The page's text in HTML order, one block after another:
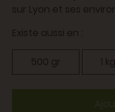
sur Lyon et ses
Existe aussi en :
500 gr 1 kg